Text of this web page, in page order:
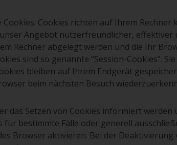
Cookies richten auf Ihrem Rechner
Angebot nutzerfreundlicher, effektiver
Rechner abgelegt werden und die Ihr
sind so genannte “Session-Cookies”.
bleiben auf Ihrem Endgerät
beim nächsten Besuch
das Setzen von Cookies informiert werden
bestimmte Fälle oder generell
Browser aktivieren. Bei der Deaktivierung